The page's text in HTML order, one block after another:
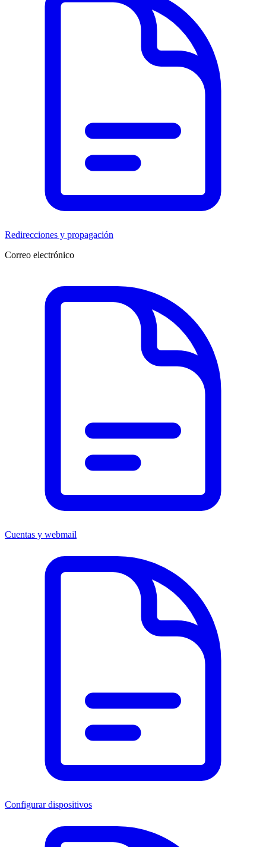
Redirecciones y propagación
Correo electrónico
Cuentas y webmail
Configurar dispositivos